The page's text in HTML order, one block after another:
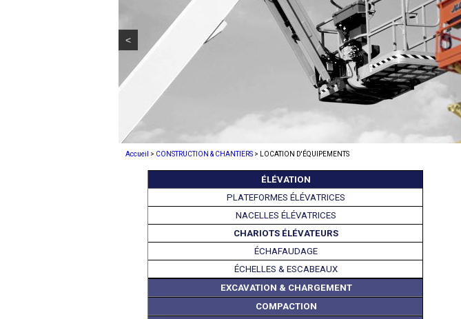
<
Accueil > CONSTRUCTION & CHANTIERS > LOCATION D'ÉQUIPEMENTS
ÉLÉVATION
PLATEFORMES ÉLÉVATRICES
NACELLES ÉLÉVATRICES
CHARIOTS ÉLÉVATEURS
ÉCHAFAUDAGE
ÉCHELLES & ESCABEAUX
EXCAVATION & CHARGEMENT
COMPACTION